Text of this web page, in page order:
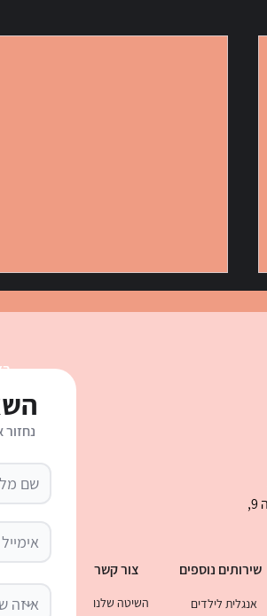
עם הגייה, קיצורים, טבלה ודף
בני ברמן 2 , מגדל העסקים קניון עיר ימים קומה 9,
שירותים נוספים צור קשר
אנגלית לילדים השיטה שלנו